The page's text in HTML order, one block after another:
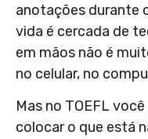
anotações durante
vida é cercada de
em mãos não é
no celular, no
Mas no TOEFL
colocar o que está